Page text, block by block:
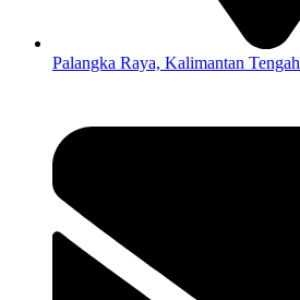
Palangka Raya, Kalimantan Tengah